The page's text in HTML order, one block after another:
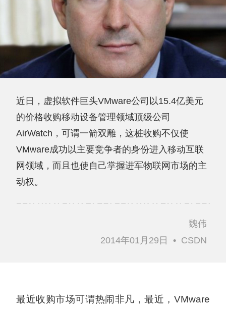
近日，虚拟软件巨头VMware公司以15.4亿美元
的价格收购移动设备管理领域顶级公司
AirWatch，可谓一箭双雕，这桩收购不仅使
VMware成功以主要竞争者的身份进入移动互联
网领域，而且也使自己掌握进军物联网市场的主
动权。
魏伟
2014年01月29日
• CSDN
最近收购市场可谓热闹非凡，最近，VMware